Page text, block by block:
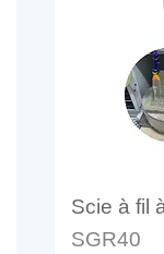
Scie à fil
SGR40